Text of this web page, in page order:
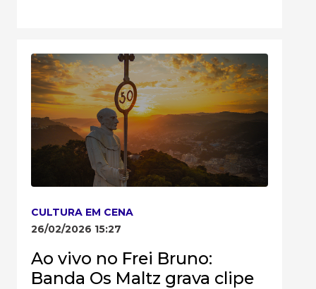
CULTURA EM CENA
26/02/2026 15:27
Ao vivo no Frei Bruno:
Banda Os Maltz grava clipe